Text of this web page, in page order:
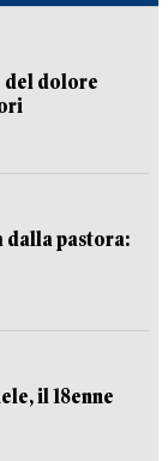
del dolore
dalla pastora:
il 18enne